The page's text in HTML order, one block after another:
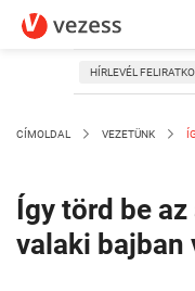
HÍRLEVÉL
CÍMOLDAL VEZETÜNK
Így törd be
valaki bajban